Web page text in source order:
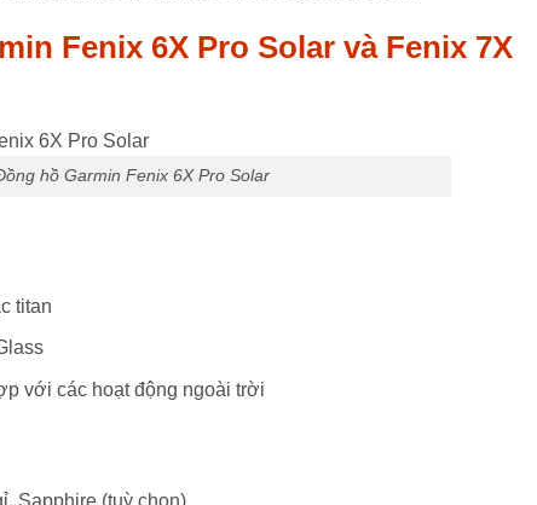
Fenix 6X Pro Solar và Fenix 7X
hồ Garmin Fenix 6X Pro Solar
titan
với các hoạt động ngoài trời
Sapphire (tuỳ chọn)